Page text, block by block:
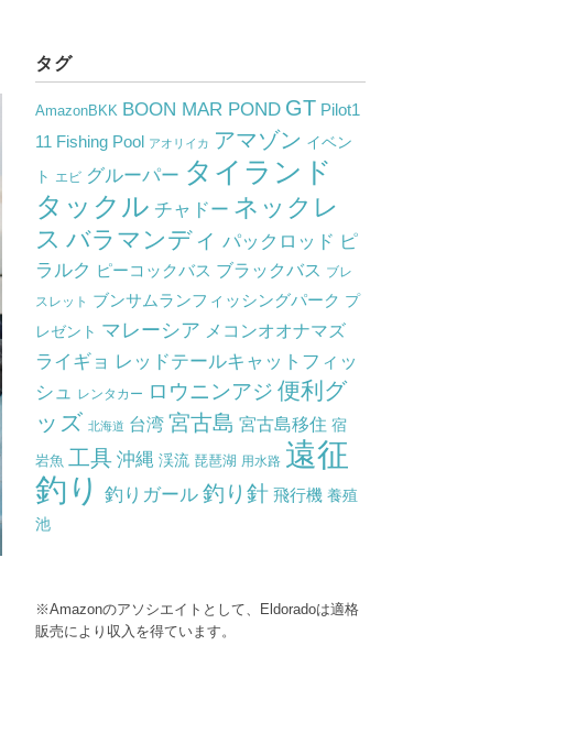
タグ
AmazonBKK BOON MAR POND GT Pilot1
11 Fishing Pool アオリイカ アマゾン イベン
ト
エビ グルーパー タイランド
タックル チャドー ネックレ
ス バラマンディ パックロッド ピ
ラルク ピーコックバス ブラックバス ブレ
スレット ブンサムランフィッシングパーク プ
レゼント マレーシア メコンオオナマズ
ライギョ レッドテールキャットフィッ
シュ レンタカー ロウニンアジ 便利グ
ッズ 北海道 台湾 宮古島 宮古島移住 宿
岩魚 工具 沖縄 渓流 琵琶湖 用水路 遠征
釣り 釣りガール 釣り針 飛行機 養殖
池
※Amazonのアソシエイトとして、Eldoradoは適格
販売により収入を得ています。